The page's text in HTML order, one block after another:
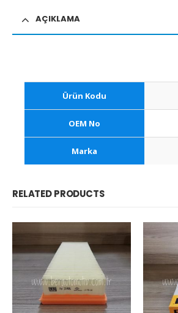
AÇIKLAMA
Ürün Kodu
OEM No
Marka
RELATED PRODUCTS